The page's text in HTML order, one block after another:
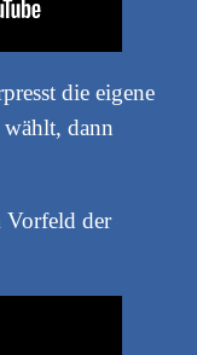
die eigene
dann
Vorfeld der